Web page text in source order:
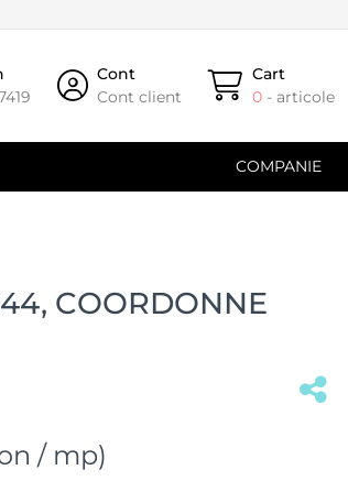
Cont
Cont client
Cart
0 - articole
COMPANIE
COORDONNE
/ mp)